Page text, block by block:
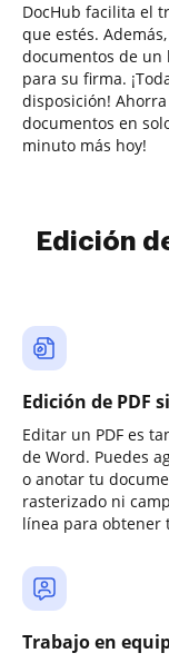
DocHub facilita el
que estés.
documentos de un
para su firma.
disposición!
documentos en
minuto más hoy!
Edición
Edición de PDF
Editar un PDF es
de Word. Puedes
o anotar tu
rasterizado ni
línea para obtener
Trabajo en